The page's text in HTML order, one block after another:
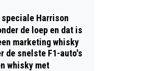
speciale Harrison
de loep en dat is
marketing whisky
de snelste F1-auto's
whisky met